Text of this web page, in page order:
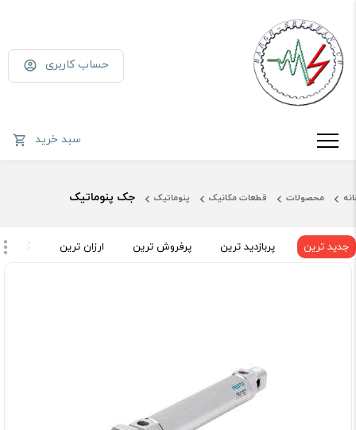
حساب کاربری
سبد خرید
محصولات قطعات مکانیک پنوماتیک جک پنوماتیک
جدید ترین پربازدید ترین پرفروش ترین ارزان ترین گران